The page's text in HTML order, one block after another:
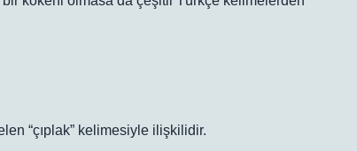
“çıplak” kelimesiyle ilişkilidir.